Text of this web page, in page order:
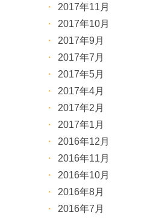
2017年11月
2017年10月
2017年9月
2017年7月
2017年5月
2017年4月
2017年2月
2017年1月
2016年12月
2016年11月
2016年10月
2016年8月
2016年7月